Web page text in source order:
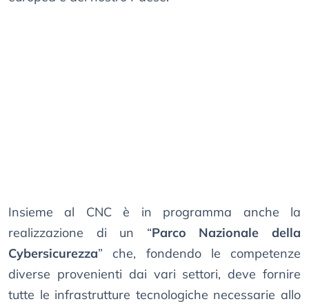
Insieme al CNC è in programma anche la
realizzazione di un “Parco Nazionale della
Cybersicurezza” che, fondendo le competenze
diverse provenienti dai vari settori, deve fornire
tutte le infrastrutture tecnologiche necessarie allo